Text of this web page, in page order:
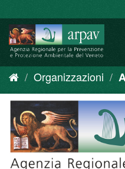
al
contenuto
Organizzazioni